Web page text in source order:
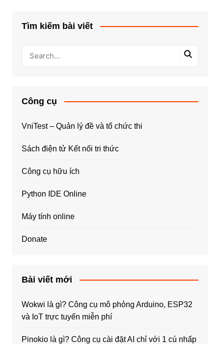
Tìm kiếm bài viết
Công cụ
VniTest – Quản lý đề và tổ chức thi
Sách điện tử Kết nối tri thức
Công cụ hữu ích
Python IDE Online
Máy tính online
Donate
Bài viết mới
Wokwi là gì? Công cụ mô phỏng Arduino, ESP32
và IoT trực tuyến miễn phí
Pinokio là gì? Công cụ cài đặt AI chỉ với 1 cú nhấp